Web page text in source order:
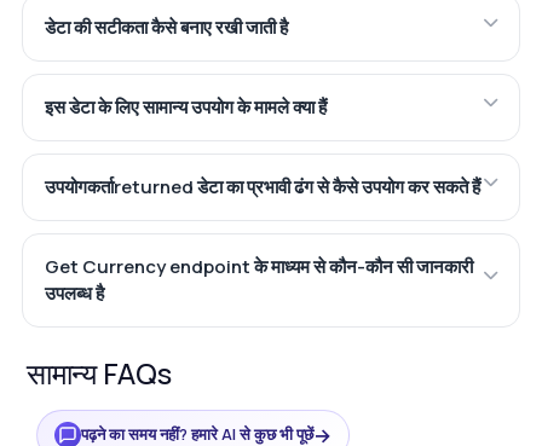
डेटा की सटीकता कैसे बनाए रखी जाती है
इस डेटा के लिए सामान्य उपयोग के मामले क्या हैं
उपयोगकर्ताreturned डेटा का प्रभावी ढंग से कैसे उपयोग कर सकते हैं
Get Currency endpoint के माध्यम से कौन-कौन सी जानकारी
उपलब्ध है
सामान्य FAQs
पढ़ने का समय नहीं? हमारे AI से कुछ भी पूछें→